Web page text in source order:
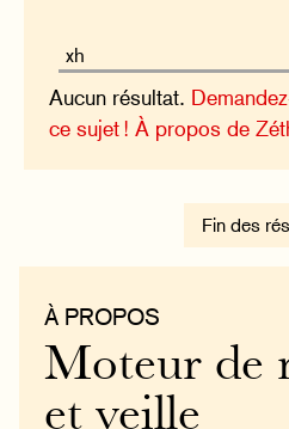
Aucun résultat.
ce sujet ! À propos de
Fin des
À PROPOS
Moteur de
et veille